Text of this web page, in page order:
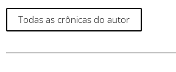
Todas as crônicas do autor